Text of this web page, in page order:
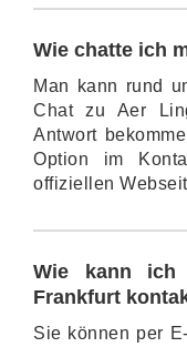
Wie chatte ich
Man kann rund
Chat zu Aer
Antwort
Option im
offiziellen
Wie kann ich
Frankfurt
Sie können per